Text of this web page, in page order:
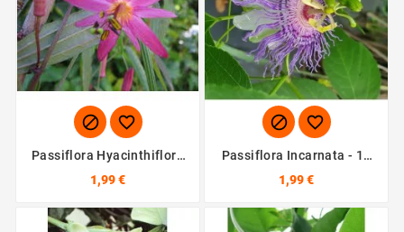
 
Passiflora Hyacinthiflora
1,99 €
 
Passiflora Incarnata - 10
1,99 €